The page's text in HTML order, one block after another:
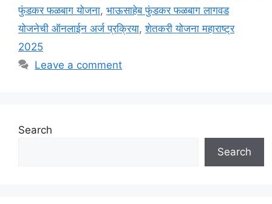
फुंडकर फळबाग योजना, भाऊसाहेब फुंडकर फळबाग लागवड
योजनेची ऑनलाईन अर्ज प्रक्रिया,शेतकरी योजना महाराष्ट्र
2025
Leave a comment
Search
Search